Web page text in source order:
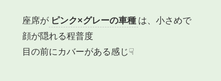
座席が ピンク×グレーの車種 は、小さめで
顔が隠れる程普度
目の前にカバーがある感じ☟